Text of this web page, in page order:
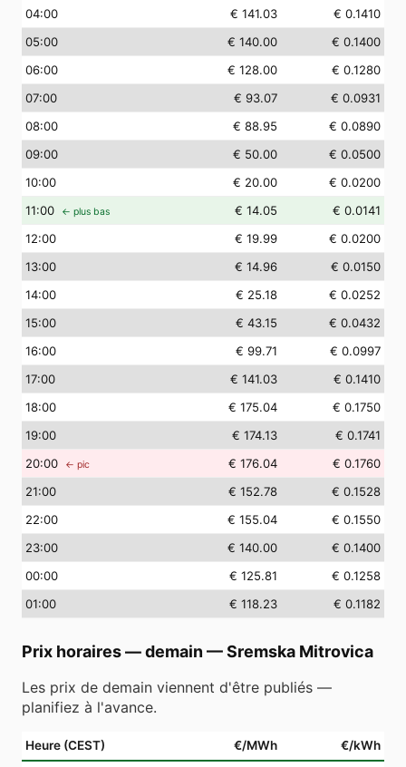
04:00 € 141.03
€ 0.1410
05:00 € 140.00
€ 0.1400
06:00 € 128.00
€ 0.1280
07:00 € 93.07
€ 0.0931
08:00 € 88.95
€ 0.0890
09:00 € 50.00
€ 0.0500
10:00 € 20.00
€ 0.0200
11:00 ← plus bas € 14.05
€ 0.0141
12:00 € 19.99
€ 0.0200
13:00 € 14.96
€ 0.0150
14:00 € 25.18
€ 0.0252
15:00 € 43.15
€ 0.0432
16:00 € 99.71
€ 0.0997
17:00 € 141.03
€ 0.1410
18:00 € 175.04
€ 0.1750
19:00 € 174.13
€ 0.1741
20:00 ← pic € 176.04
€ 0.1760
21:00 € 152.78
€ 0.1528
22:00 € 155.04
€ 0.1550
23:00 € 140.00
€ 0.1400
00:00 € 125.81
€ 0.1258
01:00 € 118.23 € 0.1182
Prix horaires — demain —Sremska Mitrovica
Les prix de demain viennent d'être publiés —
planifiez à l'avance.
Heure (CEST) €/MWh €/kWh